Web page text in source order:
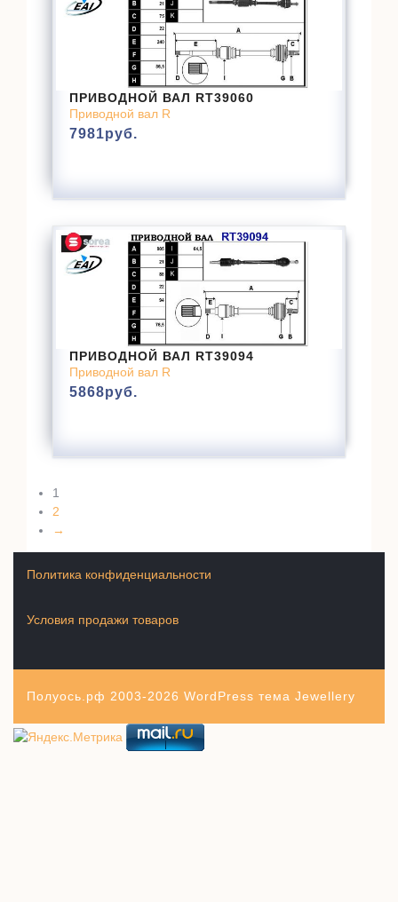
ПРИВОДНОЙ ВАЛ RT39060
Приводной вал R
7981руб.
ПРИВОДНОЙ ВАЛ RT39094
Приводной вал R
5868руб.
1
2
→
Условия продажи товаров
Политика конфиденциальности
Полуось.рф 2003-2026 WordPress тема Jewellery